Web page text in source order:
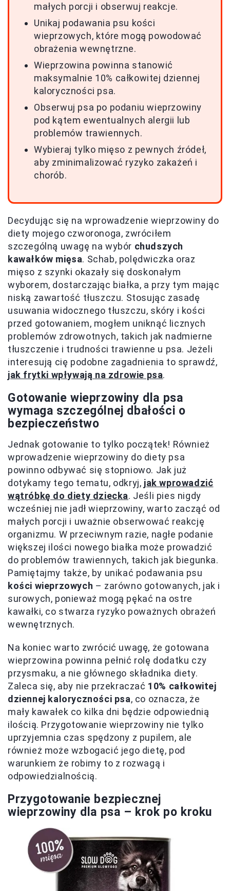
małych porcji i obserwuj reakcje.
Unikaj podawania psu kości
wieprzowych, które mogą powodować
obrażenia wewnętrzne.
Wieprzowina powinna stanowić
maksymalnie 10% całkowitej dziennej
kaloryczności psa.
Obserwuj psa po podaniu wieprzowiny
pod kątem ewentualnych alergii lub
problemów trawiennych.
Wybieraj tylko mięso z pewnych źródeł,
aby zminimalizować ryzyko zakażeń i
chorób.
Decydując się na wprowadzenie wieprzowiny do
diety mojego czworonoga, zwróciłem
szczególną uwagę na wybór chudszych
kawałków mięsa. Schab, polędwiczka oraz
mięso z szynki okazały się doskonałym
wyborem, dostarczając białka, a przy tym mając
niską zawartość tłuszczu. Stosując zasadę
usuwania widocznego tłuszczu, skóry i kości
przed gotowaniem, mogłem uniknąć licznych
problemów zdrowotnych, takich jak nadmierne
tłuszczenie i trudności trawienne u psa. Jeżeli
interesują cię podobne zagadnienia to sprawdź,
jak frytki wpływają na zdrowie psa.
Gotowanie wieprzowiny dla psa
wymaga szczególnej dbałości o
bezpieczeństwo
Jednak gotowanie to tylko początek! Również
wprowadzenie wieprzowiny do diety psa
powinno odbywać się stopniowo. Jak już
dotykamy tego tematu, odkryj, jak wprowadzić
wątróbkę do diety dziecka. Jeśli pies nigdy
wcześniej nie jadł wieprzowiny, warto zacząć od
małych porcji i uważnie obserwować reakcję
organizmu. W przeciwnym razie, nagłe podanie
większej ilości nowego białka może prowadzić
do problemów trawiennych, takich jak biegunka.
Pamiętajmy także, by unikać podawania psu
kości wieprzowych – zarówno gotowanych, jak i
surowych, ponieważ mogą pękać na ostre
kawałki, co stwarza ryzyko poważnych obrażeń
wewnętrznych.
Na koniec warto zwrócić uwagę, że gotowana
wieprzowina powinna pełnić rolę dodatku czy
przysmaku, a nie głównego składnika diety.
Zaleca się, aby nie przekraczać 10% całkowitej
dziennej kaloryczności psa, co oznacza, że
mały kawałek co kilka dni będzie odpowiednią
ilością. Przygotowanie wieprzowiny nie tylko
uprzyjemnia czas spędzony z pupilem, ale
również może wzbogacić jego dietę, pod
warunkiem że robimy to z rozwagą i
odpowiedzialnością.
Przygotowanie bezpiecznej
wieprzowiny dla psa – krok po kroku